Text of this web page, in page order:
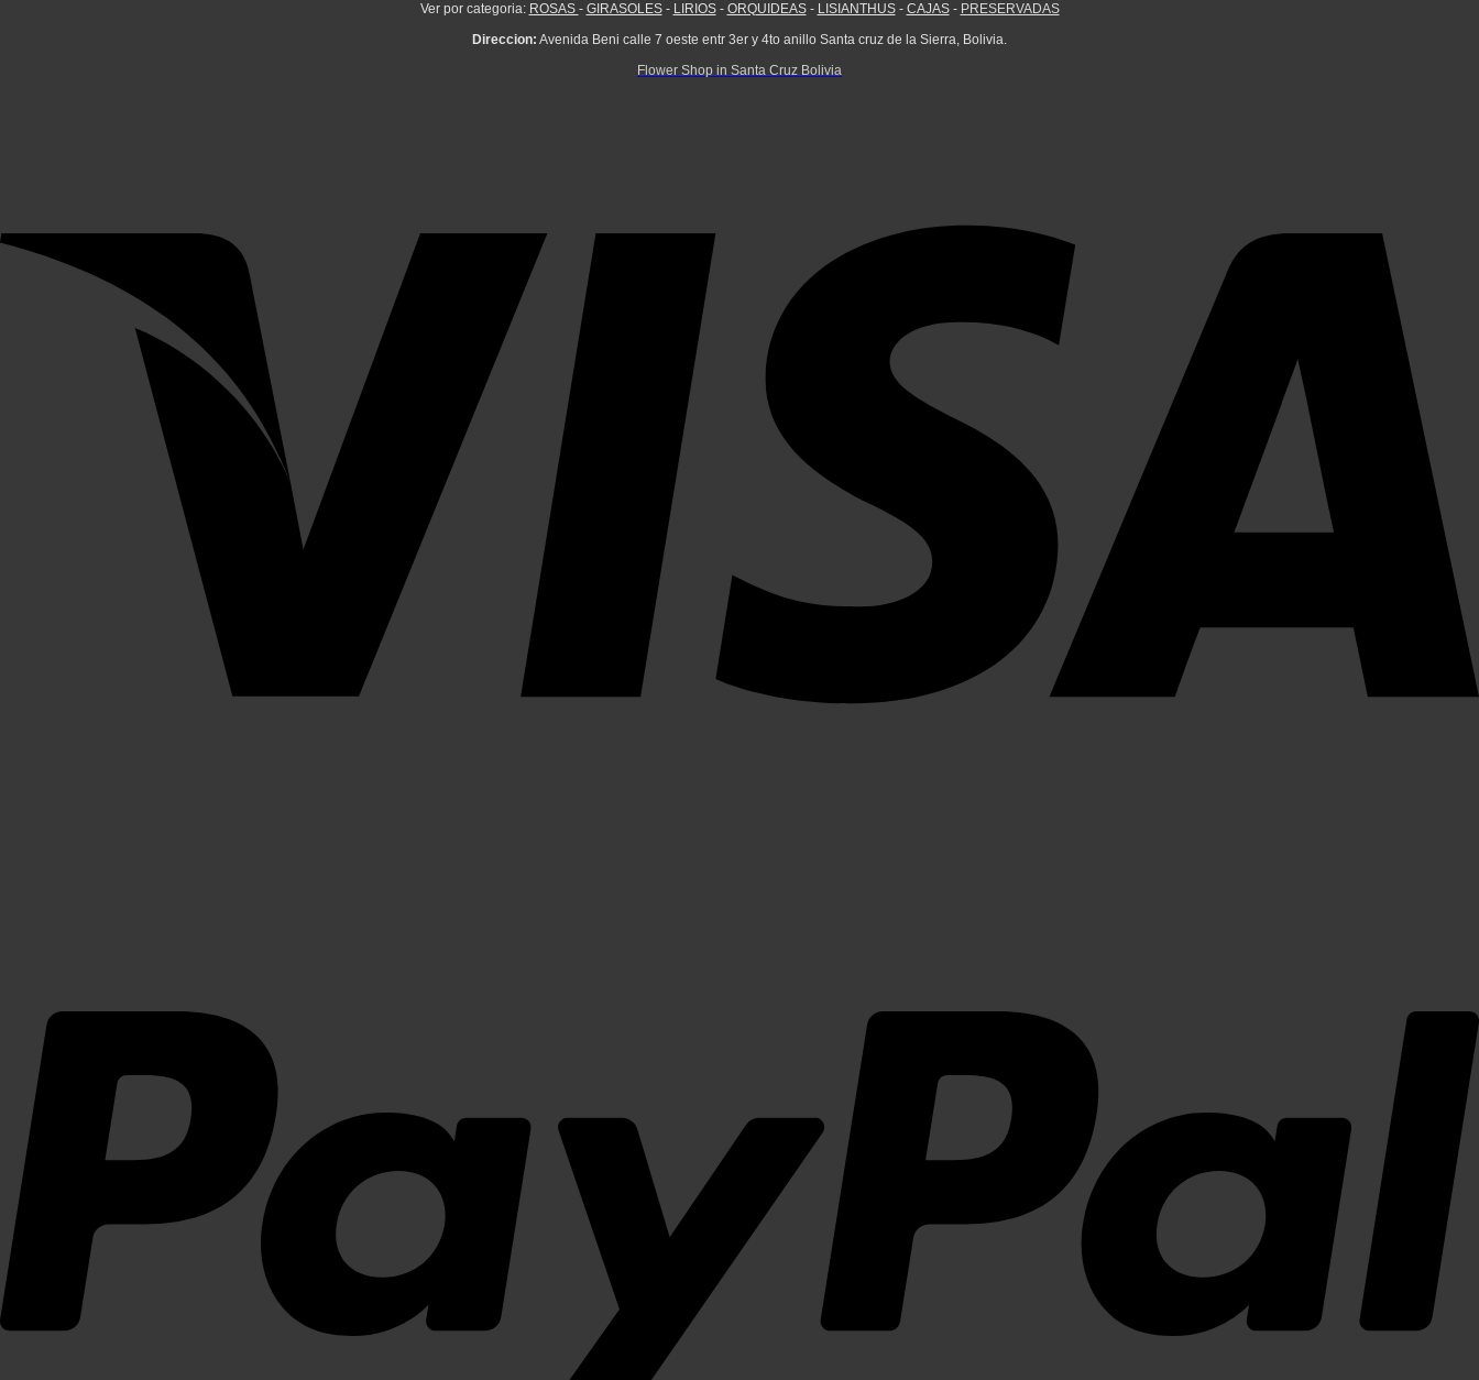
Ver por categoria: ROSAS - GIRASOLES- LIRIOS- ORQUIDEAS- LISIANTHUS- CAJAS- PRESERVADAS
Direccion: Avenida Beni calle 7 oeste entr 3er y 4to anillo Santa cruz de la Sierra, Bolivia.
Flower Shop in Santa Cruz Bolivia